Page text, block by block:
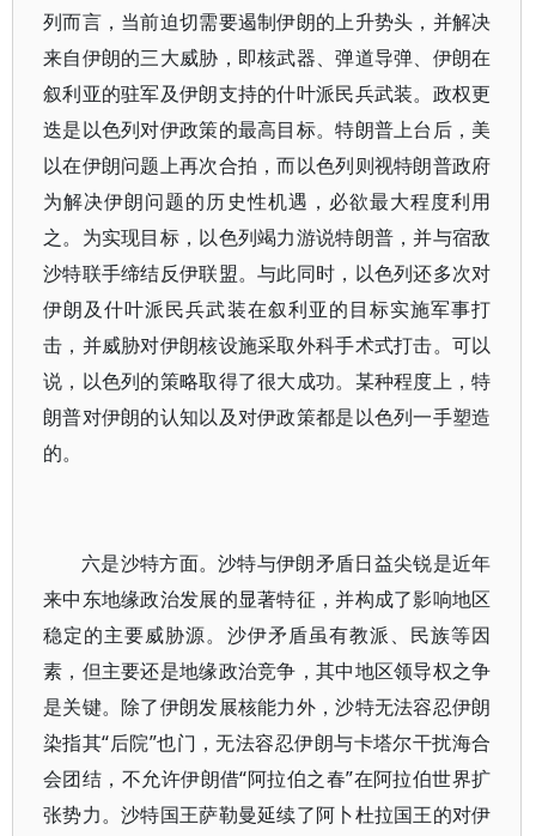
列而言，当前迫切需要遏制伊朗的上升势头，并解决
来自伊朗的三大威胁，即核武器、弹道导弹、伊朗在
叙利亚的驻军及伊朗支持的什叶派民兵武装。政权更
迭是以色列对伊政策的最高目标。特朗普上台后，美
以在伊朗问题上再次合拍，而以色列则视特朗普政府
为解决伊朗问题的历史性机遇，必欲最大程度利用
之。为实现目标，以色列竭力游说特朗普，并与宿敌
沙特联手缔结反伊联盟。与此同时，以色列还多次对
伊朗及什叶派民兵武装在叙利亚的目标实施军事打
击，并威胁对伊朗核设施采取外科手术式打击。可以
说，以色列的策略取得了很大成功。某种程度上，特
朗普对伊朗的认知以及对伊政策都是以色列一手塑造
的。
六是沙特方面。沙特与伊朗矛盾日益尖锐是近年
来中东地缘政治发展的显著特征，并构成了影响地区
稳定的主要威胁源。沙伊矛盾虽有教派、民族等因
素，但主要还是地缘政治竞争，其中地区领导权之争
是关键。除了伊朗发展核能力外，沙特无法容忍伊朗
染指其“后院”也门，无法容忍伊朗与卡塔尔干扰海合
会团结，不允许伊朗借“阿拉伯之春”在阿拉伯世界扩
张势力。沙特国王萨勒曼延续了阿卜杜拉国王的对伊